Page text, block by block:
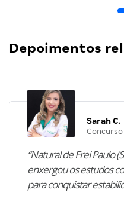
Depoimentos
Sarah C.
“Natural de Frei Paulo
enxergou os estudos
para conquistar